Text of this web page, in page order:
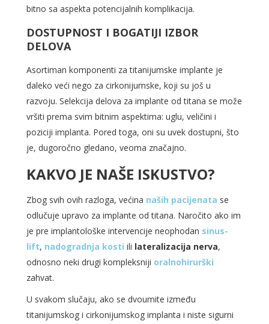
bitno sa aspekta potencijalnih komplikacija.
DOSTUPNOST I BOGATIJI IZBOR
DELOVA
Asortiman komponenti za titanijumske implante je
daleko veći nego za cirkonijumske, koji su još u
razvoju. Selekcija delova za implante od titana se može
vršiti prema svim bitnim aspektima: uglu, veličini i
poziciji implanta. Pored toga, oni su uvek dostupni, što
je, dugoročno gledano, veoma značajno.
KAKVO JE NAŠE ISKUSTVO?
Zbog svih ovih razloga, većina naših pacijenata se
odlučuje upravo za implante od titana. Naročito ako im
je pre implantološke intervencije neophodan sinus-
lift, nadogradnja kosti ili lateralizacija nerva,
odnosno neki drugi kompleksniji oralnohirurški
zahvat.
U svakom slučaju, ako se dvoumite između
titanijumskog i cirkonijumskog implanta i niste sigurni